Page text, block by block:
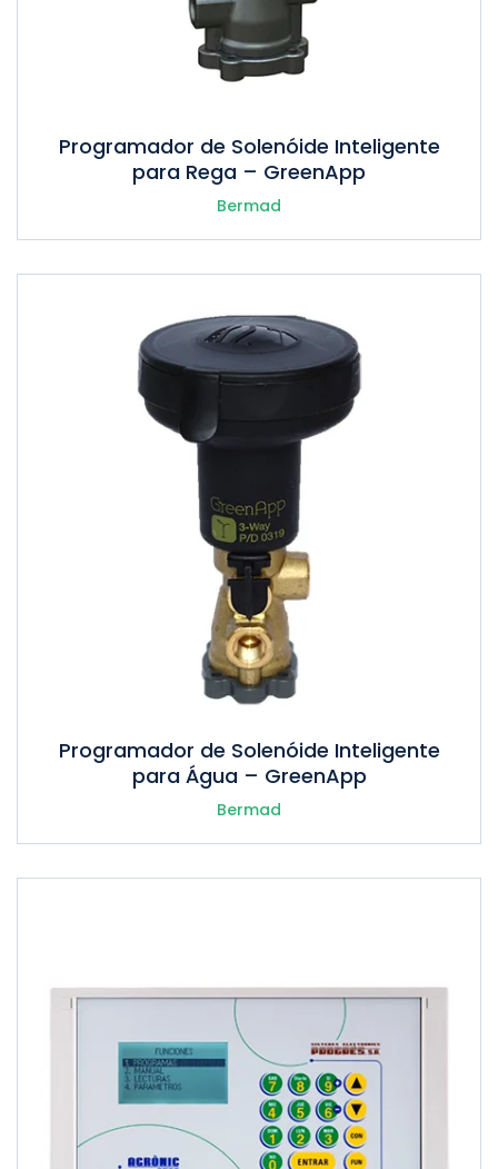
Programador de Solenóide Inteligente
para Rega – GreenApp
Bermad
Programador de Solenóide Inteligente
para Água – GreenApp
Bermad